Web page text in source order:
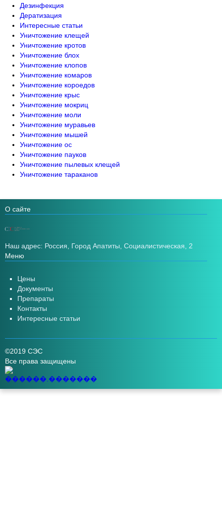
Дезинфекция
Дератизация
Интересные статьи
Уничтожение клещей
Уничтожение кротов
Уничтожение блох
Уничтожение клопов
Уничтожение комаров
Уничтожение короедов
Уничтожение крыс
Уничтожение мокриц
Уничтожение моли
Уничтожение муравьев
Уничтожение мышей
Уничтожение ос
Уничтожение пауков
Уничтожение пылевых клещей
Уничтожение тараканов
О сайте
Наш адрес: Россия, Город Апатиты, Социалистическая, 2
Меню
Цены
Документы
Препараты
Контакты
Интересные статьи
©2019 СЭС
Все права защищены